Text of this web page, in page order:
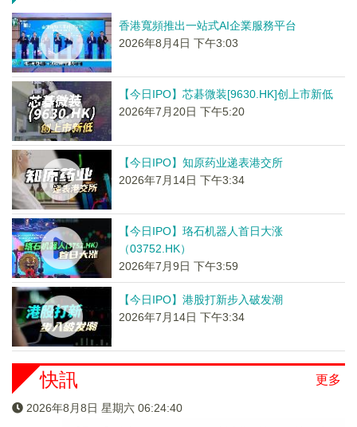
香港寬頻推出一站式AI企業服務平台
2026年8月4日 下午3:03
【今日IPO】芯碁微装[9630.HK]创上市新低
2026年7月20日 下午5:20
【今日IPO】知原药业递表港交所
2026年7月14日 下午3:34
【今日IPO】珞石机器人首日大涨
（03752.HK）
2026年7月9日 下午3:59
【今日IPO】港股打新步入破发潮
2026年7月14日 下午3:34
更多
快訊
2026年8月8日 星期六 06:24:40